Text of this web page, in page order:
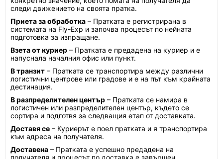
следи движението на своята пратка.
Приета за обработка – Пратката е регистрирана в
системата на Fly-Exp и започва процесът по нейната
подготовка за изпращане.
Взета от куриер – Пратката е предадена на куриер и е
напуснала началния офис или пункт.
В транзит – Пратката се транспортира между различни
логистични центрове или градове и е на път към крайната
дестинация.
В разпределителен център – Пратката се намира в
логистичен или разпределителен център, където се
сортира и подготвя за следващия етап от доставката.
Доставя се – Куриерът е поел пратката и я транспортира
към адреса на получателя.
Доставена – Пратката е успешно предадена на
получателя и процесът по доставка е завършен.